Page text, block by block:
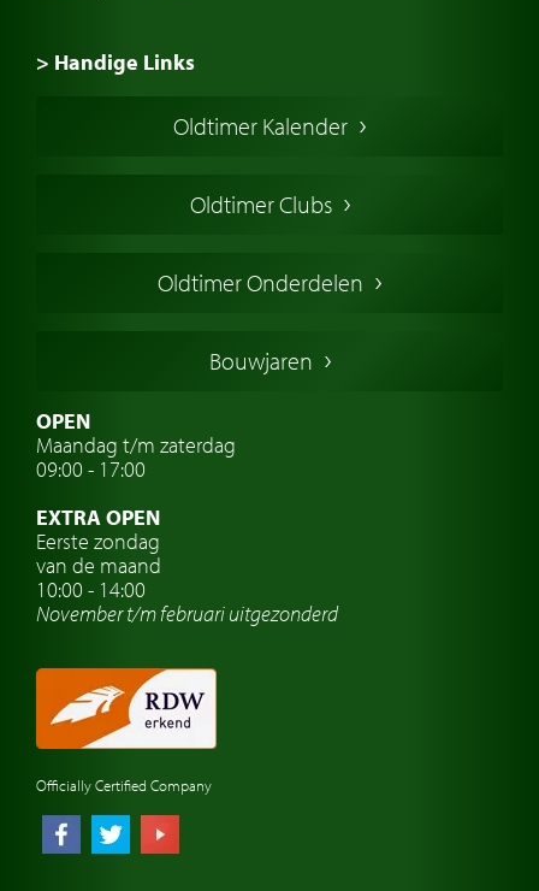
> Handige Links
Amerikaanse oldtimers
Franse oldtimers
Zweedse oldtimers
Oldtimer verzekering
Oldtimer reizen
Oldtimerwerkplaats
Automerk horloges
Classic cars Nederland
Oldtimer Kalender
Oldtimer Clubs
Oldtimer Onderdelen
Bouwjaren
OPEN
Maandag t/m zaterdag
09:00 - 17:00
EXTRA OPEN
Eerste zondag
van de maand
10:00 - 14:00
November t/m februariuitgezonderd
Officially Certified Company